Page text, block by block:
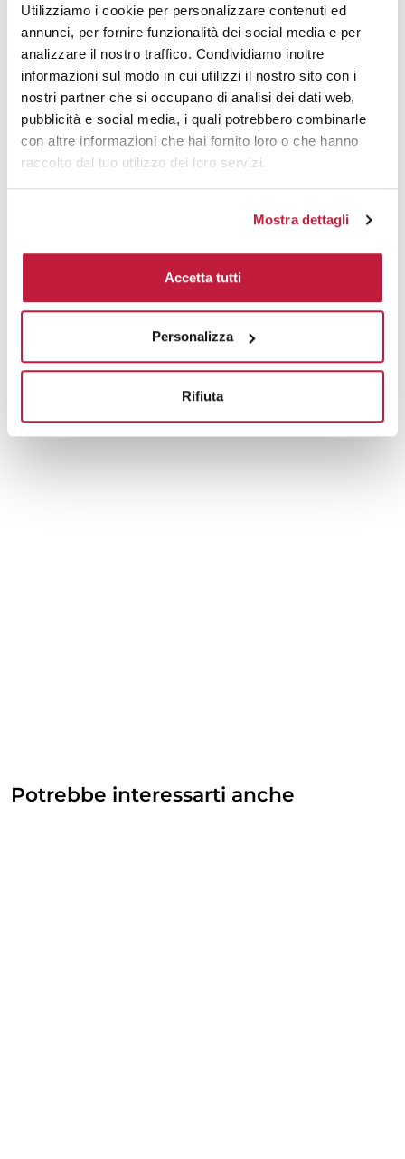
Utilizziamo i cookie per personalizzare contenuti ed
annunci, per fornire funzionalità dei social media e per
analizzare il nostro traffico. Condividiamo inoltre
informazioni sul modo in cui utilizzi il nostro sito con i
nostri partner che si occupano di analisi dei dati web,
pubblicità e social media, i quali potrebbero combinarle
con altre informazioni che hai fornito loro o che hanno
raccolto dal tuo utilizzo dei loro servizi.
Mostra dettagli
Accetta tutti
Personalizza
Rifiuta
Tecniche di stampa
Area di personalizzazione
Domande e risposte
Prodotti alternativi
Potrebbe interessarti anche